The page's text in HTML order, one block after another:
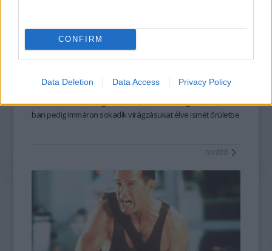
CONFIRM
Data Deletion Data Access Privacy Policy
Tíz dolog, amit tudni kell az AC/DC-ről
2008. 11. 05.|DUÁ
A semmiből indultak, túlélték a legnagyobb tragédiát, ami
csak zenekart érhet, meghódították a csúcsok csúcsát,
minden rekordot megdöntöttek, amit csak meg lehetett, 2008-
ban pedig immáron sokadik virágzásukat élve ismét őrületbe
tovább